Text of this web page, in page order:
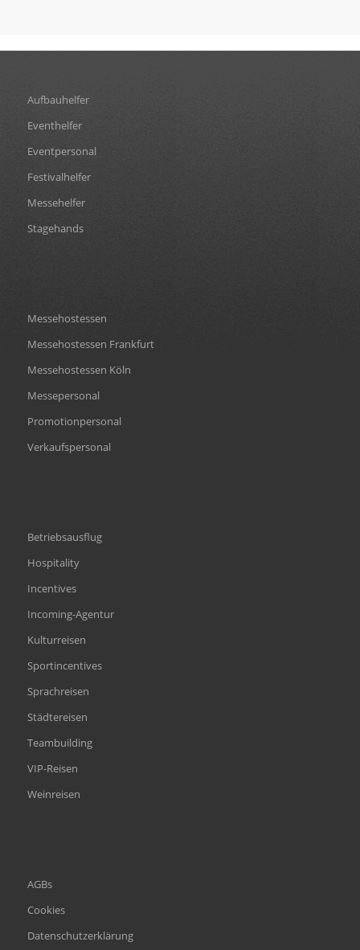
Aufbauhelfer
Eventhelfer
Eventpersonal
Festivalhelfer
Messehelfer
Stagehands
Messehostessen
Messehostessen Frankfurt
Messehostessen Köln
Messepersonal
Promotionpersonal
Verkaufspersonal
Betriebsausflug
Hospitality
Incentives
Incoming-Agentur
Kulturreisen
Sportincentives
Sprachreisen
Städtereisen
Teambuilding
VIP-Reisen
Weinreisen
AGBs
Cookies
Datenschutzerklärung